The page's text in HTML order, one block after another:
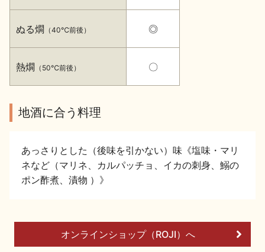
季節の商品 イベント情報
地酒蔵元会WEB展示会
美味しい地酒の選び方
地酒蔵元会とは
ぬる燗 （40℃前後）
熱燗 （50℃前後）
◎
〇
地酒に合う料理
あっさりとした（後味を引かない）味《塩味・マリ
ネなど（マリネ、カルパッチョ、イカの刺身、鰯の
ポン酢煮、漬物 ）》
オンラインショップ（ROJI）へ